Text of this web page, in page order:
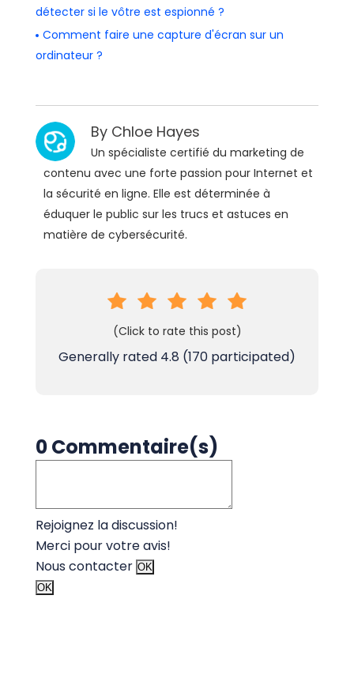
détecter si le vôtre est espionné ?
Comment faire une capture d'écran sur un
ordinateur ?
By Chloe Hayes
Un spécialiste certifié du marketing de
contenu avec une forte passion pour Internet et
la sécurité en ligne. Elle est déterminée à
éduquer le public sur les trucs et astuces en
matière de cybersécurité.
(Click to rate this post)
Generally rated 4.8 (170 participated)
0 Commentaire(s)
Rejoignez la discussion!
Merci pour votre avis!
Nous contacter OK
OK